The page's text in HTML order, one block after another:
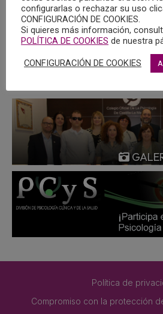
OIT para España, a la que asistió
María Dolores Gómez Castillo.
Política de
Compromiso con la protección
configurarlas o rechazar su uso
CONFIGURACIÓN DE COOKIES.
Si quieres más información,
POLÍTICA DE COOKIES de nuestra
CONFIGURACIÓN DE COOKIES